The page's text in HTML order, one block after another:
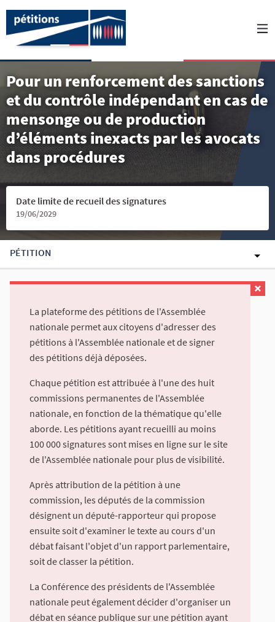
Pour un renforcement des sanctions
et du contrôle indépendant en cas de
mensonge ou de production
d’éléments inexacts par les avocats
dans procédures
Date limite de recueil des signatures
19/06/2029
PÉTITION
La plateforme des pétitions de l'Assemblée
nationale permet aux citoyens d'adresser des
pétitions à l'Assemblée nationale et de signer
des pétitions déjà déposées.
Chaque pétition est attribuée à l'une des huit
commissions permanentes de l'Assemblée
nationale, en fonction de la thématique qu'elle
aborde. Les pétitions ayant recueilli au moins
100 000 signatures sont mises en ligne sur le site
de l'Assemblée nationale pour plus de visibilité.
Après attribution de la pétition à une
commission, les députés de la commission
désignent un député-rapporteur qui propose
ensuite soit d'examiner le texte au cours d'un
débat faisant l'objet d'un rapport parlementaire,
soit de classer la pétition.
La Conférence des présidents de l'Assemblée
nationale peut également décider d'organiser un
débat en séance publique sur une pétition ayant